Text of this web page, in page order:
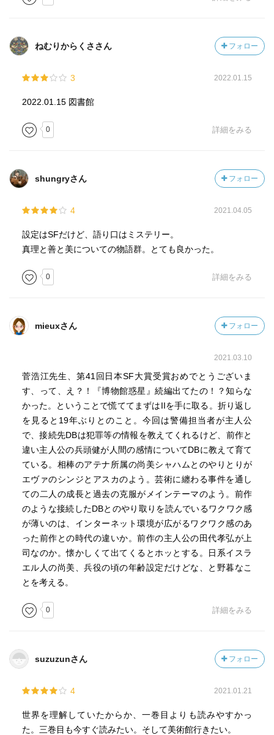
ねむりからくささん フォロー
3 2022.01.15
2022.01.15 図書館
0 詳細をみる
shungryさん フォロー
4 2021.04.05
設定はSFだけど、語り口はミステリー。
真理と善と美についての物語群。とても良かった。
0 詳細をみる
mieuxさん フォロー
2021.03.10
菅浩江先生、第41回日本SF大賞受賞おめでとうございま
す、って、え？！『博物館惑星』続編出てたの！？知らな
かった。ということで慌ててまずはIIを手に取る。折り返し
を見ると19年ぶりとのこと。今回は警備担当者が主人公
で、接続先DBは犯罪等の情報を教えてくれるけど、前作と
違い主人公の兵頭健が人間の感情についてDBに教えて育て
ている。相棒のアテナ所属の尚美シャハムとのやりとりが
エヴァのシンジとアスカのよう。芸術に纏わる事件を通し
ての二人の成長と過去の克服がメインテーマのよう。前作
のような接続したDBとのやり取りを読んでいるワクワク感
が薄いのは、インターネット環境が広がるワクワク感のあ
った前作との時代の違いか。前作の主人公の田代孝弘が上
司なのか。懐かしくて出てくるとホッとする。日系イスラ
エル人の尚美、兵役の頃の年齢設定だけどな、と野暮なこ
とを考える。
0 詳細をみる
suzuzunさん フォロー
4 2021.01.21
世界を理解していたからか、一巻目よりも読みやすかっ
た。三巻目も今すぐ読みたい。そして美術館行きたい。